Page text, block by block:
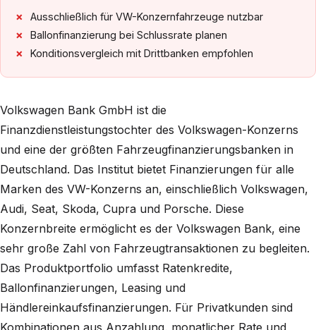
Ausschließlich für VW-Konzernfahrzeuge nutzbar
Ballonfinanzierung bei Schlussrate planen
Konditionsvergleich mit Drittbanken empfohlen
Volkswagen Bank GmbH ist die
Finanzdienstleistungstochter des Volkswagen-Konzerns
und eine der größten Fahrzeugfinanzierungsbanken in
Deutschland. Das Institut bietet Finanzierungen für alle
Marken des VW-Konzerns an, einschließlich Volkswagen,
Audi, Seat, Skoda, Cupra und Porsche. Diese
Konzernbreite ermöglicht es der Volkswagen Bank, eine
sehr große Zahl von Fahrzeugtransaktionen zu begleiten.
Das Produktportfolio umfasst Ratenkredite,
Ballonfinanzierungen, Leasing und
Händlereinkaufsfinanzierungen. Für Privatkunden sind
Kombinationen aus Anzahlung, monatlicher Rate und